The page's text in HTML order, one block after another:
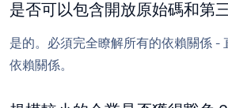
是否可以包含開放原始碼和第
是的。必須完全瞭解所有的依賴關係 -
依賴關係。